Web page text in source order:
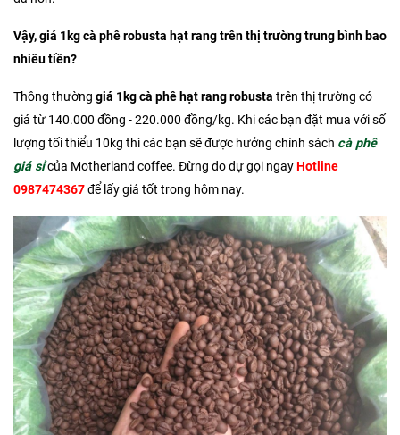
Vậy, giá 1kg cà phê robusta hạt rang trên thị trường trung bình bao
nhiêu tiền?
Thông thường giá 1kg cà phê hạt rang robusta trên thị trường có
giá từ 140.000 đồng - 220.000 đồng/kg. Khi các bạn đặt mua với số
lượng tối thiểu 10kg thì các bạn sẽ được hưởng chính sách cà phê
giá sỉcủa Motherland coffee. Đừng do dự gọi ngayHotline
0987474367để lấy giá tốt trong hôm nay.